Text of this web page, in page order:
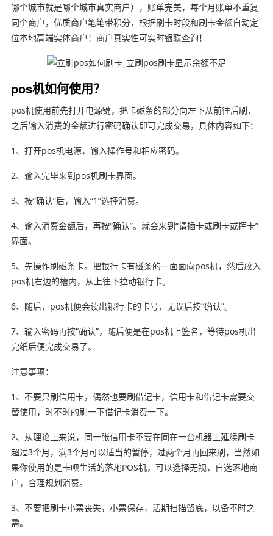
哪个城市就是哪个城市真实商户），账单完美，每个月账单不重复
同个商户，优质商户笔笔带积分，根据刷卡时段和刷卡金额自动定
位本地高端实体商户！商户真实性可实时银联查询！
pos机如何使用？
pos机使用前先打开电源键，把卡磁条的部分向左下从前往后刷，
之后输入消费的金额进行密码确认即可完成交易，具体内容如下：
1、打开pos机电源，输入操作号和相应密码。
2、输入完毕来到pos机刷卡界面。
3、按“确认”后，输入“1”选择消费。
4、输入消费金额后，再按“确认”。就会来到“请插卡或刷卡或挥卡”
界面。
5、先操作刷磁条卡。把银行卡有磁条的一面面向pos机，然后放入
pos机右边的槽内，从上往下拉动银行卡。
6、随后，pos机便会读出银行卡的卡号，无误后按“确认”。
7、输入密码再按“确认”，随后便是在pos机上签名，等待pos机出
完纸后便完成交易了。
注意事项：
1、不要只刷信用卡，偶然也要刷借记卡，信用卡和借记卡需要交
替使用，时不时的刷一下借记卡消费一下。
2、从理论上来说，同一张信用卡不要在同在一台机器上延续刷卡
超过3个月，满3个月可以适当的暂停，过两个月再回来刷，当然如
果你使用的是卡呗生活的落地POS机，可以选择无视，自选落地商
户，合理规划消费。
3、不要把刷卡小票丧失，小票保存，活期扫描留底，以备不时之
需。